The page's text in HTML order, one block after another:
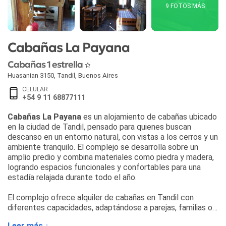
9 FOTOS MÁS
Cabañas La Payana
Cabañas 1 estrella
Huasanian 3150 Tandil Buenos Aires
CELULAR
+54 9 11 68877111
Cabañas La Payana es un alojamiento de cabañas ubicado
en la ciudad de Tandil, pensado para quienes buscan
descanso en un entorno natural, con vistas a los cerros y un
ambiente tranquilo. El complejo se desarrolla sobre un
amplio predio y combina materiales como piedra y madera,
logrando espacios funcionales y confortables para una
estadía relajada durante todo el año.
El complejo ofrece alquiler de cabañas en Tandil con
diferentes capacidades, adaptándose a parejas, familias o